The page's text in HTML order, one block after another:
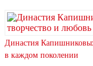
Династия
в каждом поколении